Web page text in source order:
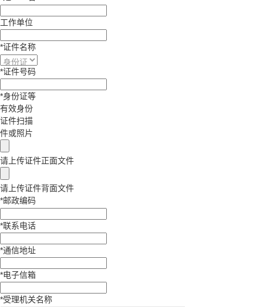
工作单位
*证件名称
*证件号码
*身份证等
有效身份
证件扫描
件或照片
请上传证件正面文件
请上传证件背面文件
*邮政编码
*联系电话
*通信地址
*电子信箱
*受理机关名称